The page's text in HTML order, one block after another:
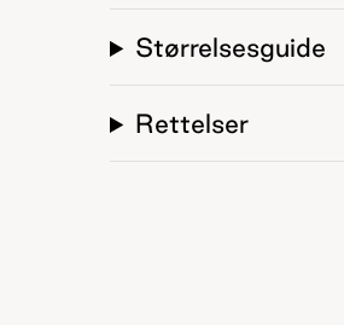
Størrelsesguide
Rettelser